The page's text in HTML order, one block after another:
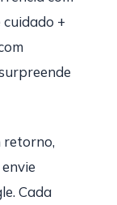
+
retorno,
Cada